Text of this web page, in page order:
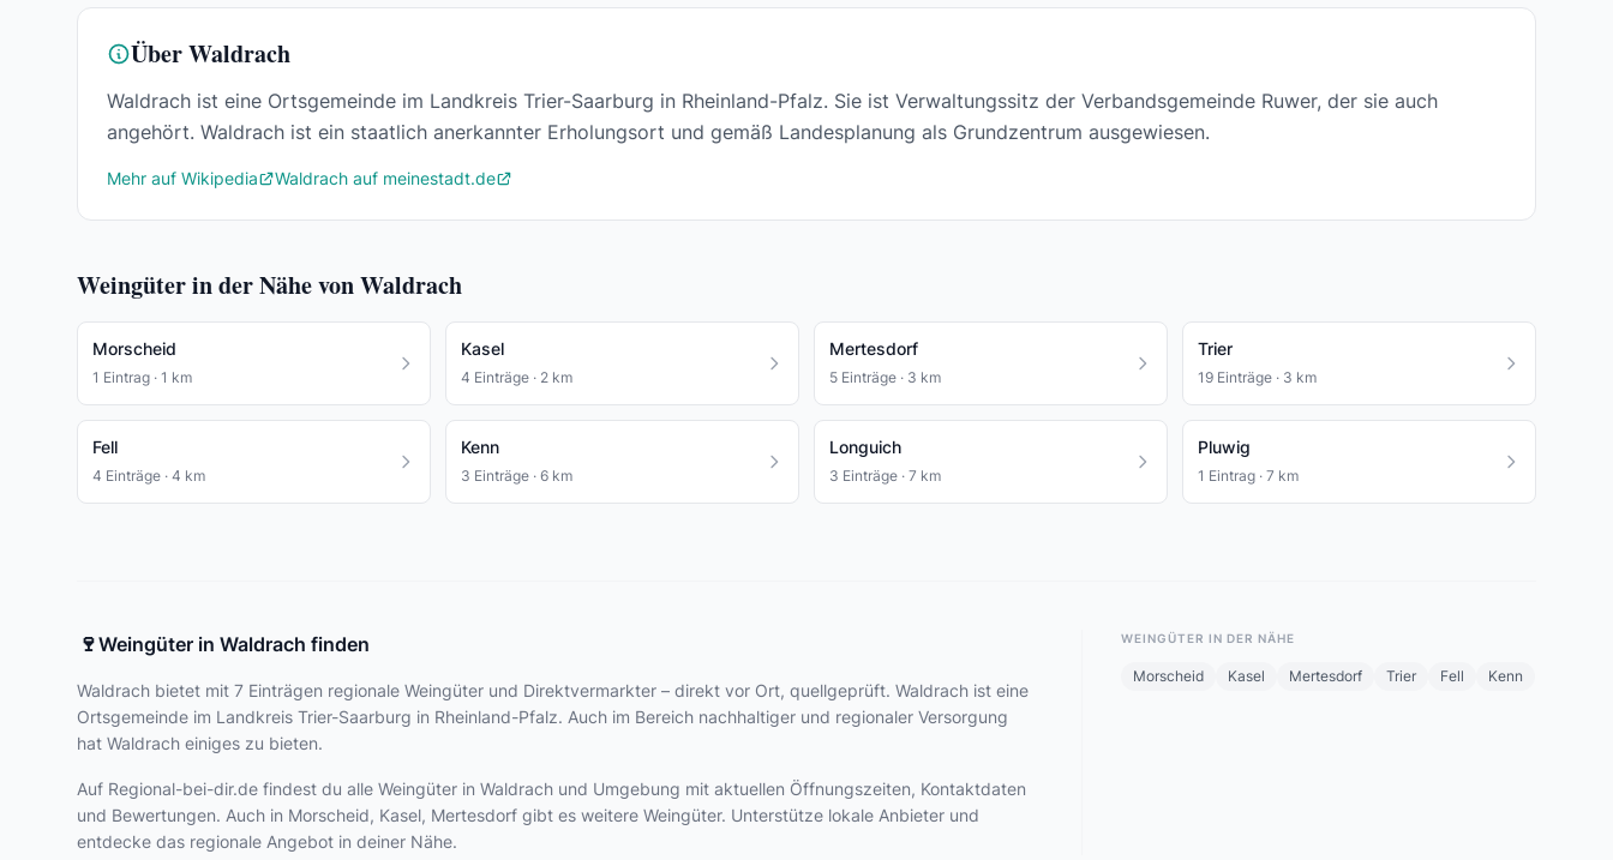
Über Waldrach
Waldrach ist eine Ortsgemeinde im Landkreis Trier-Saarburg in Rheinland-Pfalz. Sie ist Verwaltungssitz der Verbandsgemeinde Ruwer, der sie auch
angehört. Waldrach ist ein staatlich anerkannter Erholungsort und gemäß Landesplanung als Grundzentrum ausgewiesen.
Mehr auf Wikipedia Waldrach auf meinestadt.de
Weingüter in der Nähe von Waldrach
Morscheid
1 Eintrag · 1 km
Kasel
4 Einträge · 2 km
Mertesdorf
5 Einträge · 3 km
Trier
19 Einträge · 3 km
Fell
4 Einträge · 4 km
Kenn
3 Einträge · 6 km
Longuich
3 Einträge · 7 km
Pluwig
1 Eintrag · 7 km
🍷Weingüter in Waldrach finden
Waldrach bietet mit 7 Einträgen regionale Weingüter und Direktvermarkter – direkt vor Ort, quellgeprüft. Waldrach ist eine
Ortsgemeinde im Landkreis Trier-Saarburg in Rheinland-Pfalz. Auch im Bereich nachhaltiger und regionaler Versorgung
hat Waldrach einiges zu bieten.
Auf Regional-bei-dir.de findest du alle Weingüter in Waldrach und Umgebung mit aktuellen Öffnungszeiten, Kontaktdaten
und Bewertungen. Auch in Morscheid, Kasel, Mertesdorf gibt es weitere Weingüter. Unterstütze lokale Anbieter und
entdecke das regionale Angebot in deiner Nähe.
WEINGÜTER IN DER NÄHE
Morscheid Kasel Mertesdorf Trier Fell Kenn